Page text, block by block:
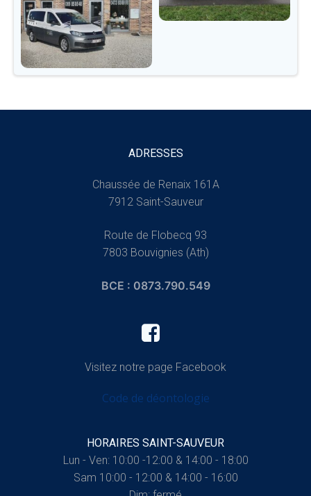
ADRESSES
Chaussée de Renaix 161A
7912 Saint-Sauveur
Route de Flobecq 93
7803 Bouvignies (Ath)
BCE : 0873.790.549
Visitez notre page Facebook
Code de déontologie
HORAIRES SAINT-SAUVEUR
Lun - Ven: 10:00 -12:00 & 14:00 - 18:00
Sam 10:00 - 12:00 & 14:00 - 16:00